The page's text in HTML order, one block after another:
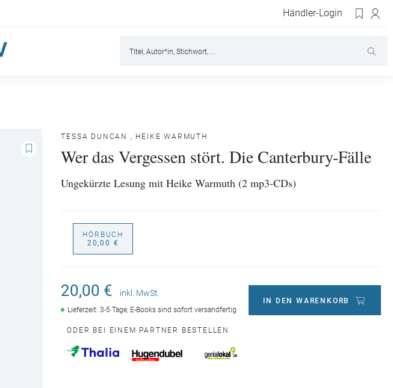
Händler-Login
TESSA DUNCAN , HEIKE WARMUTH
Wer das Vergessen stört. Die Canterbury-Fälle
Ungekürzte Lesung mit Heike Warmuth (2 mp3-CDs)
HÖRBUCH
20,00 €
20,00 € inkl. MwSt.
Lieferzeit: 3-5 Tage, E-Books sind sofort versandfertig
IN DEN WARENKORB
ODER BEI EINEM PARTNER BESTELLEN